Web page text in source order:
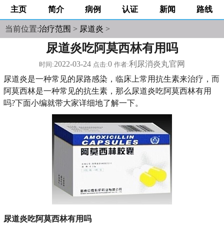
主页 简介 病例 认证 新闻 路线
当前位置:治疗范围 > 尿道炎 >
尿道炎吃阿莫西林有用吗
时间:2022-03-24 点击:0 作者:利尿消炎丸官网
尿道炎是一种常见的尿路感染，临床上常用抗生素来治疗，而
阿莫西林是一种常见的抗生素，那么尿道炎吃阿莫西林有用
吗?下面小编就带大家详细地了解一下。
尿道炎吃阿莫西林有用吗